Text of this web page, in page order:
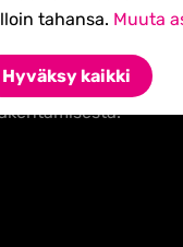
tahansa. Muuta
Hyväksy kaikki
kysytyimpiin ja
kameran
syväluotaava
Sointu